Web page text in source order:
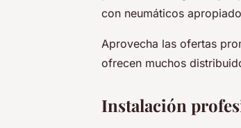
con neumáticos
Aprovecha las ofertas
ofrecen muchos
Instalación